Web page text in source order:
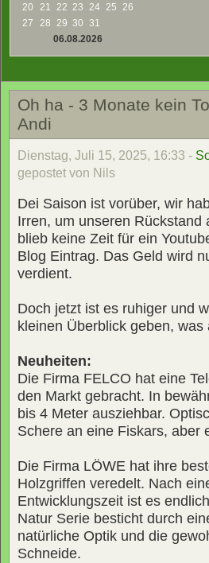
20
21 22 23 24 25 26
27
28 29 30 31
06.08.2026
Oh ha - 3 Monate kein
Andi
Dienstag, Juli 15, 2025, 16:33 -
gepostet von Nils
Dei Saison ist vorüber, wir
Irren, um unseren Rückstand
blieb keine Zeit für ein
Blog Eintrag. Das Geld wird
verdient.
Doch jetzt ist es ruhiger und
kleinen Überblick geben, was
Neuheiten:
Die Firma FELCO hat eine
den Markt gebracht. In
bis 4 Meter ausziehbar.
Schere an eine Fiskars, aber
Die Firma LÖWE hat ihre
Holzgriffen veredelt. Nach
Entwicklungszeit ist es
Natur Serie besticht durch
natürliche Optik und die
Schneide.